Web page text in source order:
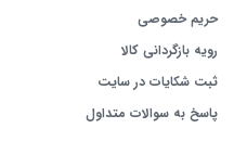
مدل PN-9
تجربه کنید.
حریم خصوصی
رویه بازگردانی کالا
ثبت شکایات در سایت
پاسخ به سوالات متداول